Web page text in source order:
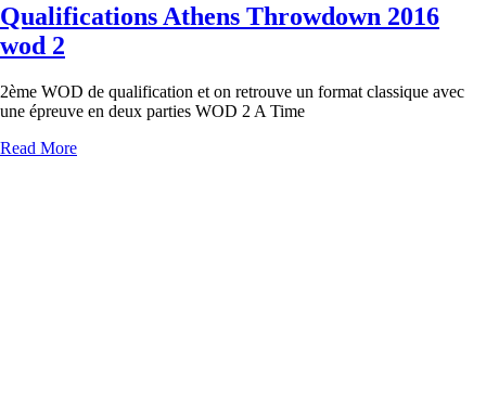
Qualifications Athens Throwdown 2016
wod 2
2ème WOD de qualification et on retrouve un format classique avec
une épreuve en deux parties WOD 2 A Time
Read More